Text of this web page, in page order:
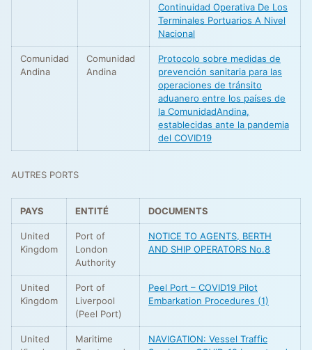
Continuidad Operativa De Los
Terminales Portuarios A Nivel
Nacional
Comunidad
Andina
Comunidad
Andina
Protocolo sobre medidas de
prevención sanitaria para las
operaciones de tránsito
aduanero entre los países de
la ComunidadAndina,
establecidas ante la pandemia
del COVID19
AUTRES PORTS
PAYS ENTITÉ DOCUMENTS
United
Kingdom
Port of
London
Authority
NOTICE TO AGENTS, BERTH
AND SHIP OPERATORS No.8
United
Kingdom
Port of
Liverpool
(Peel Port)
Peel Port – COVID19 Pilot
Embarkation Procedures (1)
United
Maritime
NAVIGATION: Vessel Traffic